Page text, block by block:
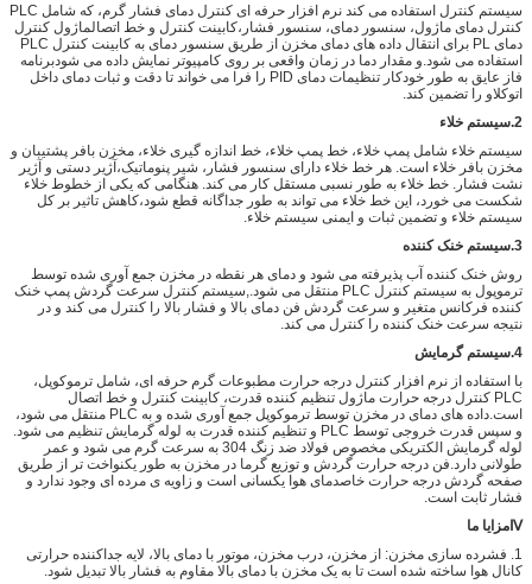
سیستم کنترل استفاده می کند نرم افزار حرفه ای کنترل دمای فشار گرم، که شامل PLC
کنترل دمای ماژول، سنسور دمای، سنسور فشار،کابینت کنترل و خط اتصالماژول کنترل
دمای PL برای انتقال داده های دمای مخزن از طریق سنسور دمای به کابینت کنترل PLC
استفاده می شود.و مقدار دما در زمان واقعی بر روی کامپیوتر نمایش داده می شودبرنامه
فاز عایق به طور خودکار تنظیمات دمای PID را فرا می خواند تا دقت و ثبات دمای داخل
اتوکلاو را تضمین کند.
2. سیستم خلاء
سیستم خلاء شامل پمپ خلاء، خط پمپ خلاء، خط اندازه گیری خلاء، مخزن بافر پشتیبان و
مخزن بافر خلاء است. هر خط خلاء دارای سنسور فشار، شیر پنوماتیک،آژیر دستی و آژیر
نشت فشار. خط خلاء به طور نسبی مستقل کار می کند. هنگامی که یکی از خطوط خلاء
شکست می خورد، این خط خلاء می تواند به طور جداگانه قطع شود،کاهش تاثیر بر کل
سیستم خلاء و تضمین ثبات و ایمنی سیستم خلاء.
3. سیستم خنک کننده
روش خنک کننده آب پذیرفته می شود و دمای هر نقطه در مخزن جمع آوری شده توسط
ترموپول به سیستم کنترل PLC منتقل می شود.,سیستم کنترل سرعت گردش پمپ خنک
کننده فرکانس متغیر و سرعت گردش فن دمای بالا و فشار بالا را کنترل می کند و در
نتیجه سرعت خنک کننده را کنترل می کند.
4. سیستم گرمایش
با استفاده از نرم افزار کنترل درجه حرارت مطبوعات گرم حرفه ای، شامل ترموکوپل،
PLC کنترل درجه حرارت ماژول تنظیم کننده قدرت، کابینت کنترل و خط اتصال
است.داده های دمای در مخزن توسط ترموکوپل جمع آوری شده و به PLC منتقل می شود،
و سپس قدرت خروجی توسط PLC و تنظیم کننده قدرت به لوله گرمایش تنظیم می شود.
لوله گرمایش الکتریکی مخصوص فولاد ضد زنگ 304 به سرعت گرم می شود و عمر
طولانی دارد.فن درجه حرارت گردش و توزیع گرما در مخزن به طور یکنواخت تر از طریق
صفحه گردش درجه حرارت خاصدمای هوا یکسانی است و زاویه ی مرده ای وجود ندارد و
فشار ثابت است.
Ⅳمزایا ما
1. فشرده سازی مخزن: از مخزن، درب مخزن، موتور با دمای بالا، لایه جداکننده حرارتی
کانال هوا ساخته شده است تا به یک مخزن با دمای بالا مقاوم به فشار بالا تبدیل شود.